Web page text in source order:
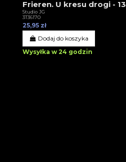
Frieren. U kresu drogi - 13
Studio JG
3T36170
25,95 zł
Dodaj do koszyka
Wysyłka w 24 godzin